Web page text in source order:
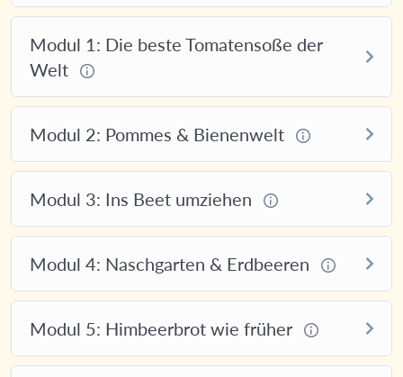
Modul 1: Die beste Tomatensoße der
Welt
Modul 2: Pommes & Bienenwelt
Modul 3: Ins Beet umziehen
Modul 4: Naschgarten & Erdbeeren
Modul 5: Himbeerbrot wie früher